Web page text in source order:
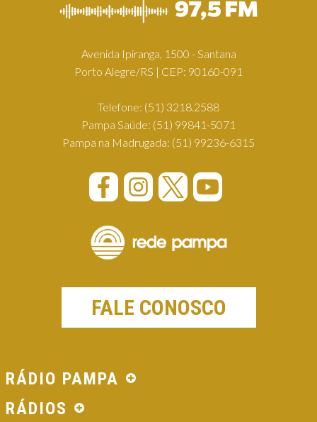
Avenida Ipiranga, 1500 - Santana
Porto Alegre/RS | CEP: 90160-091
Telefone: (51) 3218.2588
Pampa Saúde: (51) 99841-5071
Pampa na Madrugada: (51) 99236-6315
FALE CONOSCO
RÁDIO PAMPA
RÁDIOS